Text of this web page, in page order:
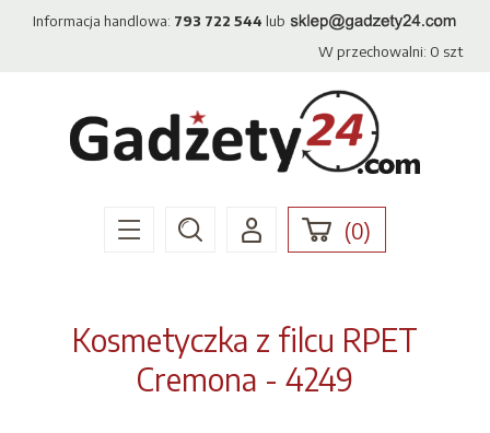
Informacja handlowa: 793 722 544 lub
W przechowalni: 0 szt
(0)
Kosmetyczka z filcu RPET
Cremona - 4249